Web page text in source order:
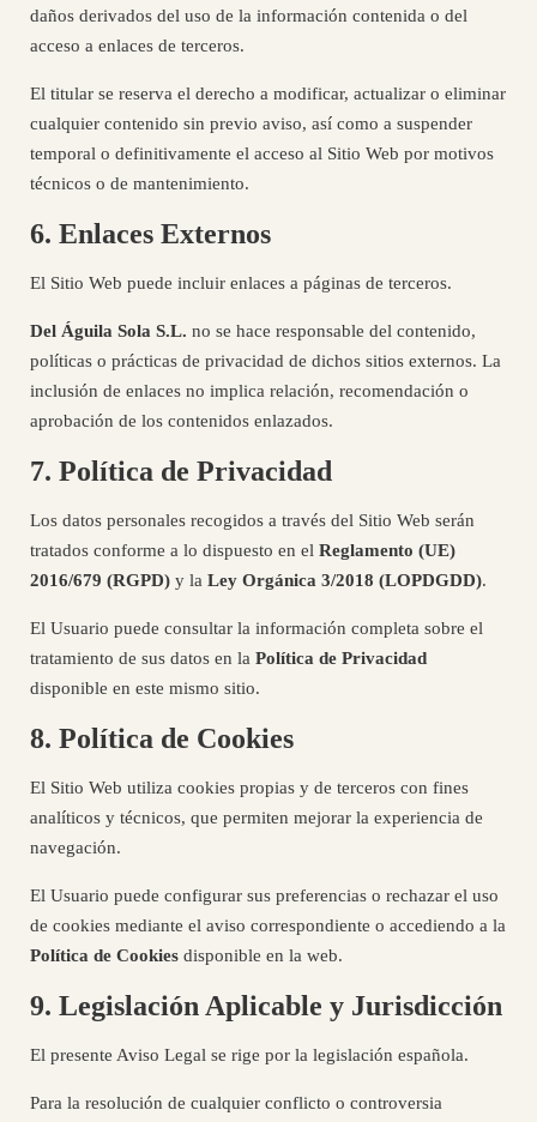
daños derivados del uso de la información contenida o del
acceso a enlaces de terceros.
El titular se reserva el derecho a modificar, actualizar o eliminar
cualquier contenido sin previo aviso, así como a suspender
temporal o definitivamente el acceso al Sitio Web por motivos
técnicos o de mantenimiento.
6. Enlaces Externos
El Sitio Web puede incluir enlaces a páginas de terceros.
Del Águila Sola S.L. no se hace responsable del contenido,
políticas o prácticas de privacidad de dichos sitios externos. La
inclusión de enlaces no implica relación, recomendación o
aprobación de los contenidos enlazados.
7. Política de Privacidad
Los datos personales recogidos a través del Sitio Web serán
tratados conforme a lo dispuesto en el Reglamento (UE)
2016/679 (RGPD) y la Ley Orgánica 3/2018 (LOPDGDD).
El Usuario puede consultar la información completa sobre el
tratamiento de sus datos en la Política de Privacidad
disponible en este mismo sitio.
8. Política de Cookies
El Sitio Web utiliza cookies propias y de terceros con fines
analíticos y técnicos, que permiten mejorar la experiencia de
navegación.
El Usuario puede configurar sus preferencias o rechazar el uso
de cookies mediante el aviso correspondiente o accediendo a la
Política de Cookies disponible en la web.
9. Legislación Aplicable y Jurisdicción
El presente Aviso Legal se rige por la legislación española.
Para la resolución de cualquier conflicto o controversia